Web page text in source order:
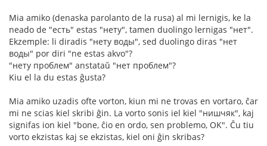
Mia amiko (denaska parolanto de la rusa) al mi lernigis, ke la
neado de "есть" estas "нету", tamen duolingo lernigas "нет".
Ekzemple: li diradis "нету воды", sed duolingo diras "нет
воды" por diri "ne estas akvo"?
"нету проблем" anstataŭ "нет проблем"?
Kiu el la du estas ĝusta?
Mia amiko uzadis ofte vorton, kiun mi ne trovas en vortaro, ĉar
mi ne scias kiel skribi ĝin. La vorto sonis iel kiel "нишчяк", kaj
signifas ion kiel "bone, ĉio en ordo, sen problemo, OK". Ĉu tiu
vorto ekzistas kaj se ekzistas, kiel oni ĝin skribas?